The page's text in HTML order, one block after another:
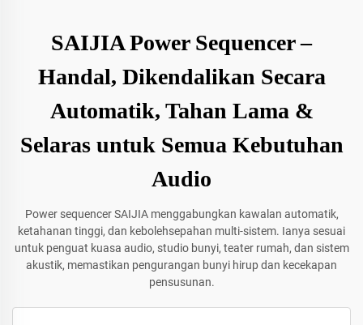
SAIJIA Power Sequencer –
Handal, Dikendalikan Secara
Automatik, Tahan Lama &
Selaras untuk Semua Kebutuhan
Audio
Power sequencer SAIJIA menggabungkan kawalan automatik,
ketahanan tinggi, dan kebolehsepahan multi-sistem. Ianya sesuai
untuk penguat kuasa audio, studio bunyi, teater rumah, dan sistem
akustik, memastikan pengurangan bunyi hirup dan kecekapan
pensusunan.